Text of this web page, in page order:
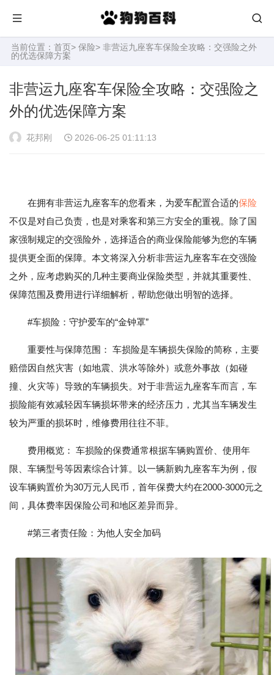
当前位置： 首页> 保险> 非营运九座客车保险全攻略：交强险之外
的优选保障方案
非营运九座客车保险全攻略：交强险之
外的优选保障方案
花邦刚 2026-06-25 01:11:13
在拥有非营运九座客车的您看来，为爱车配置合适的保险
不仅是对自己负责，也是对乘客和第三方安全的重视。除了国
家强制规定的交强险外，选择适合的商业保险能够为您的车辆
提供更全面的保障。本文将深入分析非营运九座客车在交强险
之外，应考虑购买的几种主要商业保险类型，并就其重要性、
保障范围及费用进行详细解析，帮助您做出明智的选择。
#车损险：守护爱车的“金钟罩”
重要性与保障范围： 车损险是车辆损失保险的简称，主要
赔偿因自然灾害（如地震、洪水等除外）或意外事故（如碰
撞、火灾等）导致的车辆损失。对于非营运九座客车而言，车
损险能有效减轻因车辆损坏带来的经济压力，尤其当车辆发生
较为严重的损坏时，维修费用往往不菲。
费用概览： 车损险的保费通常根据车辆购置价、使用年
限、车辆型号等因素综合计算。以一辆新购九座客车为例，假
设车辆购置价为30万元人民币，首年保费大约在2000-3000元之
间，具体费率因保险公司和地区差异而异。
#第三者责任险：为他人安全加码